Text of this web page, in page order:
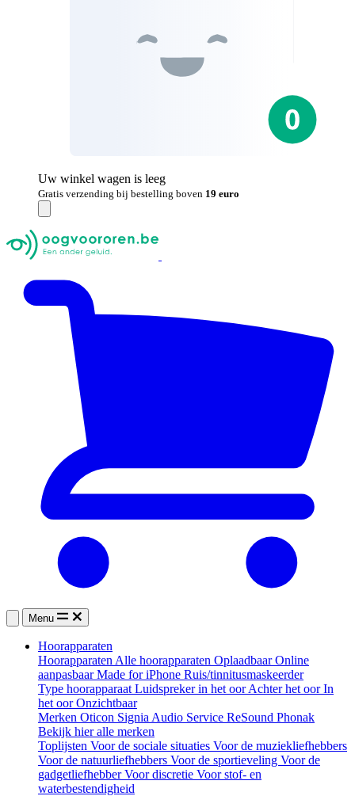
Uw winkel wagen is leeg
Gratis verzending bij bestelling boven 19 euro
Menu
Hoorapparaten
Hoorapparaten Alle hoorapparaten OplaadbaarOnline
aanpasbaarMade for iPhone Ruis/tinnitusmaskeerder
Type hoorapparaat Luidspreker in het oorAchter het oorIn
het oorOnzichtbaar
Merken Oticon Signia Audio Service ReSound Phonak
Bekijk hier alle merken
Toplijsten Voor de sociale situaties Voor de muziekliefhebbers
Voor de natuurliefhebbers Voor de sportieveling Voor de
gadgetliefhebberVoor discretie Voor stof- en
waterbestendigheid